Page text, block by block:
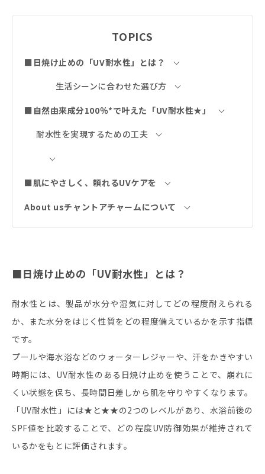
TOPICS
■日焼け止めの「UV耐水性」とは？
生活シーンに合わせた選び方
■自然由来成分100％*で叶えた「UV耐水性★」
耐水性を実現するための工夫
■肌にやさしく、頼れるUVケアを
About usチャントアチャームについて
■日焼け止めの「UV耐水性」とは？
耐水性とは、製品が水分や湿気に対してどの程度耐えられる
か、また水分をはじく性質をどの程度備えているかを示す指標
です。
プールや海水浴などのウォーターレジャーや、汗をかきやすい
時期には、UV耐水性のある日焼け止めを使うことで、崩れに
くい状態を保ち、長時間日差しから肌を守りやすくなります。
「UV耐水性」には★と★★の2つのレベルがあり、水浴前後の
SPF値を比較することで、どの程度UV防御効果が維持されて
いるかをもとに評価されます。